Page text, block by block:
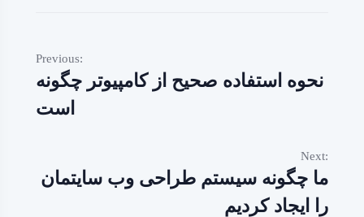
Previous:
نحوه استفاده صحیح از کامپیوتر چگونه
است
Next:
ما چگونه سیستم طراحی وب سایتمان
را ایجاد کردیم